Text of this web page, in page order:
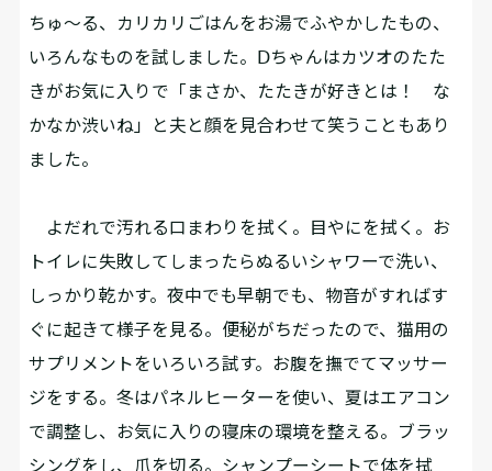
ちゅ～る、カリカリごはんをお湯でふやかしたもの、
いろんなものを試しました。Ⅾちゃんはカツオのたた
きがお気に入りで「まさか、たたきが好きとは！ な
かなか渋いね」と夫と顔を見合わせて笑うこともあり
ました。
よだれで汚れる口まわりを拭く。目やにを拭く。お
トイレに失敗してしまったらぬるいシャワーで洗い、
しっかり乾かす。夜中でも早朝でも、物音がすればす
ぐに起きて様子を見る。便秘がちだったので、猫用の
サプリメントをいろいろ試す。お腹を撫でてマッサー
ジをする。冬はパネルヒーターを使い、夏はエアコン
で調整し、お気に入りの寝床の環境を整える。ブラッ
シングをし、爪を切る。シャンプーシートで体を拭